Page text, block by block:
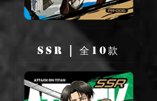
SSR | 全10款